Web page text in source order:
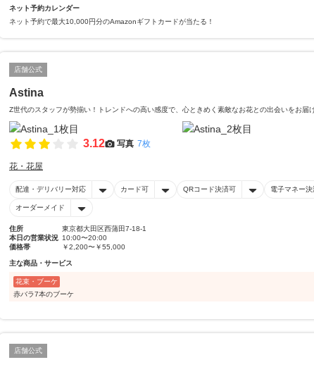
ネット予約カレンダー
ネット予約で最大10,000円分のAmazonギフトカードが当たる！
店舗公式
Astina
Z世代のスタッフが勢揃い！トレンドへの高い感度で、心ときめく素敵なお花との出会いをお届
3.12 写真 7枚
花・花屋
配達・デリバリー対応 カード可 QRコード決済可 電子マネー決
オーダーメイド
住所
東京都大田区西蒲田7-18-1
本日の営業状況 10:00〜20:00
価格帯
￥2,200〜￥55,000
主な商品・サービス
花束・ブーケ
赤バラ7本のブーケ
店舗公式